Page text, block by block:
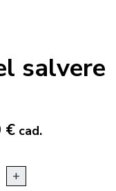
salvere
€ cad.
+